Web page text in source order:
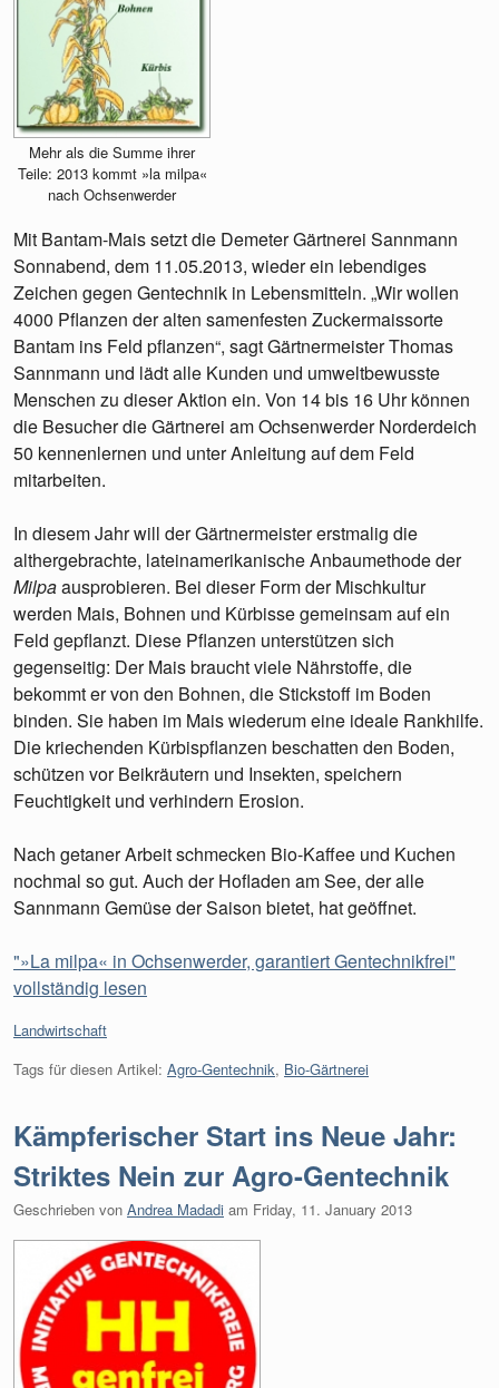
Mehr als die Summe ihrer
Teile: 2013 kommt »la milpa«
nach Ochsenwerder
Mit Bantam-Mais setzt die Demeter Gärtnerei Sannmann
Sonnabend, dem 11.05.2013, wieder ein lebendiges
Zeichen gegen Gentechnik in Lebensmitteln. „Wir wollen
4000 Pflanzen der alten samenfesten Zuckermaissorte
Bantam ins Feld pflanzen“, sagt Gärtnermeister Thomas
Sannmann und lädt alle Kunden und umweltbewusste
Menschen zu dieser Aktion ein. Von 14 bis 16 Uhr können
die Besucher die Gärtnerei am Ochsenwerder Norderdeich
50 kennenlernen und unter Anleitung auf dem Feld
mitarbeiten.
In diesem Jahr will der Gärtnermeister erstmalig die
althergebrachte, lateinamerikanische Anbaumethode der
Milpaausprobieren. Bei dieser Form der Mischkultur
werden Mais, Bohnen und Kürbisse gemeinsam auf ein
Feld gepflanzt. Diese Pflanzen unterstützen sich
gegenseitig: Der Mais braucht viele Nährstoffe, die
bekommt er von den Bohnen, die Stickstoff im Boden
binden. Sie haben im Mais wiederum eine ideale Rankhilfe.
Die kriechenden Kürbispflanzen beschatten den Boden,
schützen vor Beikräutern und Insekten, speichern
Feuchtigkeit und verhindern Erosion.
Nach getaner Arbeit schmecken Bio-Kaffee und Kuchen
nochmal so gut. Auch der Hofladen am See, der alle
Sannmann Gemüse der Saison bietet, hat geöffnet.
"»La milpa« in Ochsenwerder, garantiert Gentechnikfrei"
vollständig lesen
Kategorien:
Landwirtschaft
Tags für diesen Artikel: Agro-Gentechnik, Bio-Gärtnerei
Kämpferischer Start ins Neue Jahr:
Striktes Nein zur Agro-Gentechnik
Geschrieben von Andrea Madadi am Friday, 11. January 2013